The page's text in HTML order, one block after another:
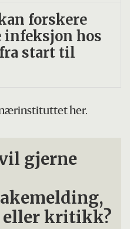
forskere
infeksjon hos
start til
her.
gjerne
eller kritikk?